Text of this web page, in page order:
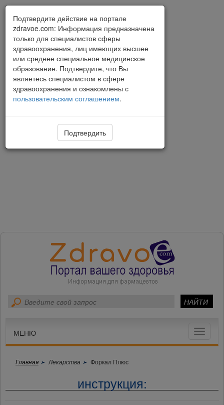
Toggle
МЕНЮ
Главная Лекарства Форкал Плюс
инструкция:
Подтвердите действие на портале
zdravoe.com: Информация предназначена
только для специалистов сферы
здравоохранения, лиц имеющих высшее
или среднее специальное медицинское
образование. Подтвердите, что Вы
являетесь специалистом в сфере
здравоохранения и ознакомлены с
пользовательским соглашением.
Подтвердить